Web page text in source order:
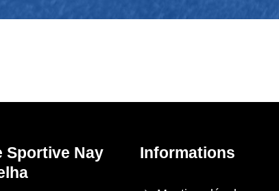
Sportive Nay
Informations